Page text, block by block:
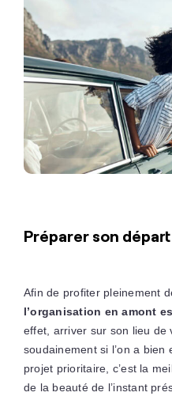
Préparer son départ
Afin de profiter pleinement
l’organisation en amont
effet, arriver sur son lieu de
soudainement si l’on a
projet prioritaire, c’est la
de la beauté de l’instant